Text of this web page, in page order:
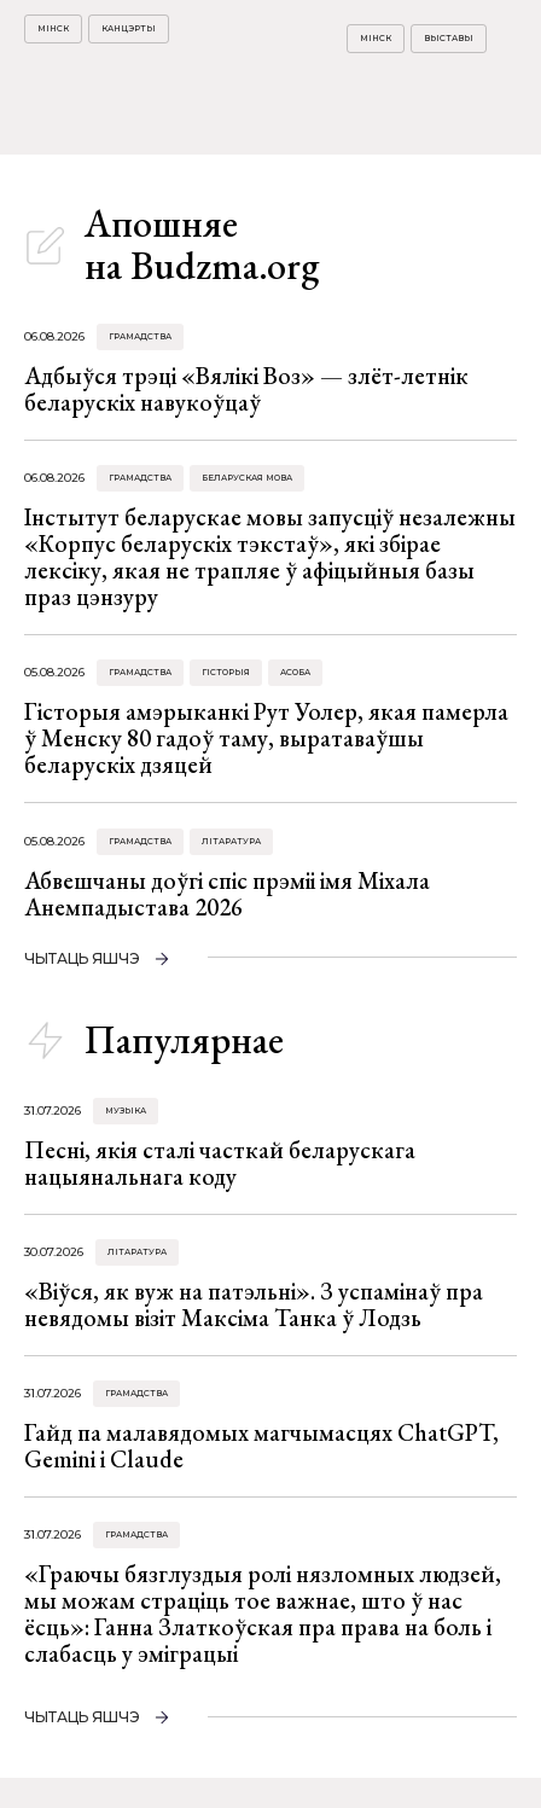
МІНСК
КАНЦЭРТЫ
МІНСК
ВЫСТАВЫ
Апошняе
на Budzma.org
06.08.2026 ГРАМАДСТВА
Адбыўся трэці «Вялікі Воз» — злёт-летнік
беларускіх навукоўцаў
06.08.2026 ГРАМАДСТВА БЕЛАРУСКАЯ МОВА
Інстытут беларускае мовы запусціў незалежны
«Корпус беларускіх тэкстаў», які збірае
лексіку, якая не трапляе ў афіцыйныя базы
праз цэнзуру
05.08.2026 ГРАМАДСТВА ГІСТОРЫЯ АСОБА
Гісторыя амэрыканкі Рут Уолер, якая памерла
ў Менску 80 гадоў таму, выратаваўшы
беларускіх дзяцей
05.08.2026 ГРАМАДСТВА ЛІТАРАТУРА
Абвешчаны доўгі спіс прэміі імя Міхала
Анемпадыстава 2026
ЧЫТАЦЬ ЯШЧЭ
Папулярнае
31.07.2026 МУЗЫКА
Песні, якія сталі часткай беларускага
нацыянальнага коду
30.07.2026 ЛІТАРАТУРА
«Віўся, як вуж на патэльні». З успамінаў пра
невядомы візіт Максіма Танка ў Лодзь
31.07.2026 ГРАМАДСТВА
Гайд па малавядомых магчымасцях ChatGPT,
Gemini і Claude
31.07.2026 ГРАМАДСТВА
«Граючы бязглуздыя ролі нязломных людзей,
мы можам страціць тое важнае, што ў нас
ёсць»: Ганна Златкоўская пра права на боль і
слабасць у эміграцыі
ЧЫТАЦЬ ЯШЧЭ